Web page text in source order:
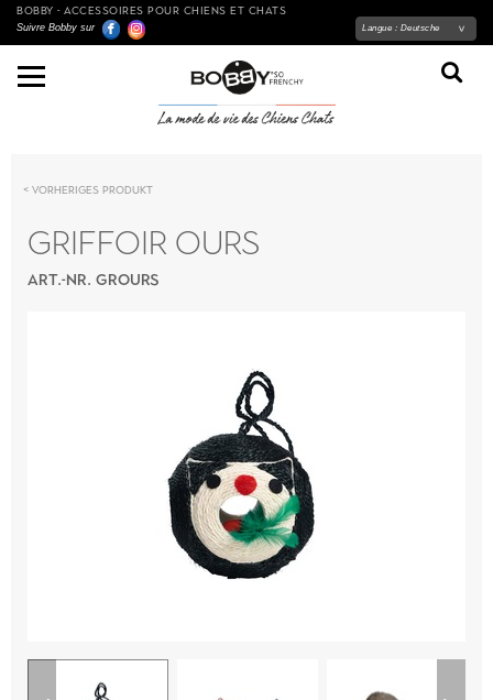
BOBBY - ACCESSOIRES POUR CHIENS ET CHATS
Suivre Bobby sur Langue : Deutsche
Vorheriges Produkt
GRIFFOIR OURS
ART.-NR. GROURS